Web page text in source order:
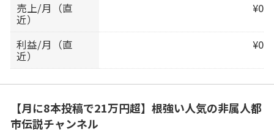
売上/月（直
近）
¥0
利益/月（直
近）
¥0
【月に8本投稿で21万円超】根強い人気の非属人都
市伝説チャンネル